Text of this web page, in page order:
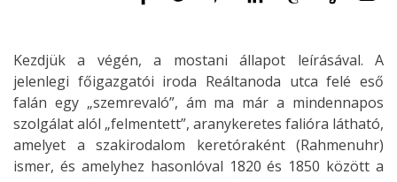
Kezdjük a végén, a mostani állapot leírásával. A
jelenlegi főigazgatói iroda Reáltanoda utca felé eső
falán egy „szemrevaló”, ám ma már a mindennapos
szolgálat alól „felmentett”, aranykeretes falióra látható,
amelyet a szakirodalom keretóraként (Rahmenuhr)
ismer, és amelyhez hasonlóval 1820 és 1850 között a